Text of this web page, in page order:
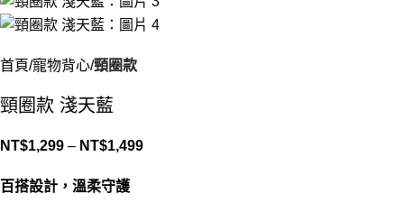
首頁 寵物背心 頸圈款
頸圈款 淺天藍
NT$1,299 – NT$1,499
百搭設計，溫柔守護